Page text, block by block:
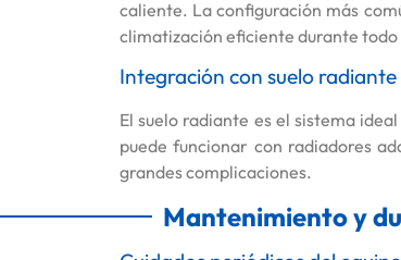
caliente. La configuración más
climatización eficiente durante todo
Integración con suelo
El suelo radiante es el sistema
puede funcionar con radiadores
grandes complicaciones.
Mantenimiento y